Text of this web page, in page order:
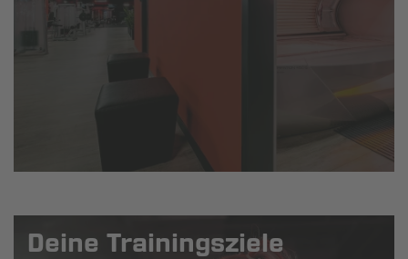
Deine Trainingsziele